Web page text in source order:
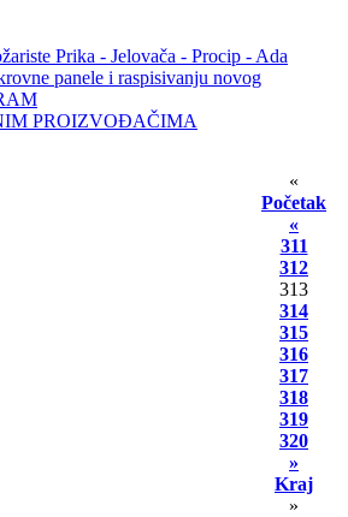
Prika - Jelovača - Procip - Ada
panele i raspisivanju novog
PROIZVOĐAČIMA
«
Početak
«
311
312
313
314
315
316
317
318
319
320
»
Kraj
»